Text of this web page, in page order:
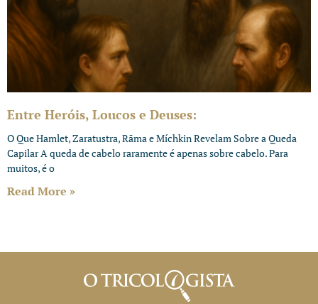
Entre Heróis, Loucos e Deuses:
O Que Hamlet, Zaratustra, Rāma e Míchkin Revelam Sobre a Queda
Capilar A queda de cabelo raramente é apenas sobre cabelo. Para
muitos, é o
Read More »